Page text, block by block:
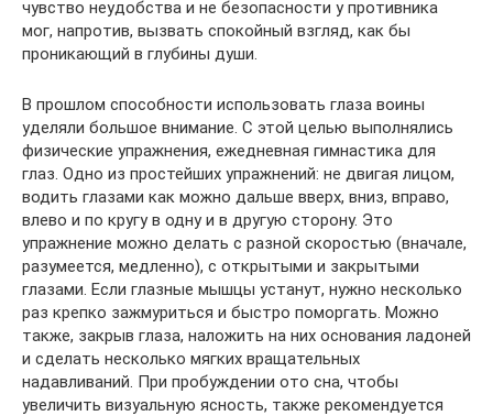
чувство неудобства и не безопасности у противника
мог, напротив, вызвать спокойный взгляд, как бы
проникающий в глубины души.
В прошлом способности использовать глаза воины
уделяли большое внимание. С этой целью выполнялись
физические упражнения, ежедневная гимнастика для
глаз. Одно из простейших упражнений: не двигая лицом,
водить глазами как можно дальше вверх, вниз, вправо,
влево и по кругу в одну и в другую сторону. Это
упражнение можно делать с разной скоростью (вначале,
разумеется, медленно), с открытыми и закрытыми
глазами. Если глазные мышцы устанут, нужно несколько
раз крепко зажмуриться и быстро поморгать. Можно
также, закрыв глаза, наложить на них основания ладоней
и сделать несколько мягких вращательных
надавливаний. При пробуждении ото сна, чтобы
увеличить визуальную ясность, также рекомендуется